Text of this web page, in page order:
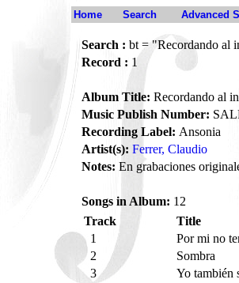
Home Search Advanced
Search : bt = "Recordando al
Record : 1
Album Title: Recordando al
Music Publish Number:
Recording Label: Ansonia
Artist(s): Ferrer, Claudio
Notes: En grabaciones
Songs in Album: 12
Track
Title
1
Por mi no
2
Sombra
3
Yo también